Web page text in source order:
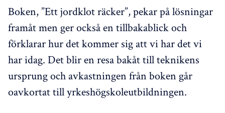
Boken, ”Ett jordklot räcker”, pekar på lösningar
framåt men ger också en tillbakablick och
förklarar hur det kommer sig att vi har det vi
har idag. Det blir en resa bakåt till teknikens
ursprung och avkastningen från boken går
oavkortat till yrkeshögskoleutbildningen.